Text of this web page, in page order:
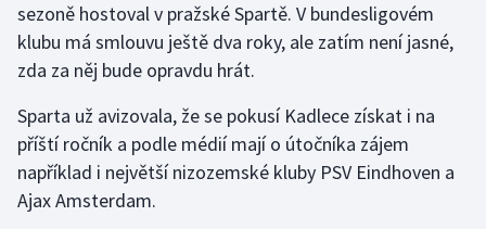
Házená
Jezdectví
Judo
Krasobruslení
sezoně hostoval v pražské Spartě. V bundesligovém
klubu má smlouvu ještě dva roky, ale zatím není jasné,
zda za něj bude opravdu hrát.
Sparta už avizovala, že se pokusí Kadlece získat i na
příští ročník a podle médií mají o útočníka zájem
například i největší nizozemské kluby PSV Eindhoven a
Ajax Amsterdam.